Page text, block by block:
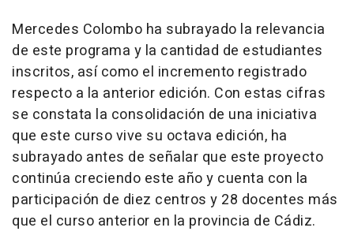
Mercedes Colombo ha subrayado la relevancia
de este programa y la cantidad de estudiantes
inscritos, así como el incremento registrado
respecto a la anterior edición. Con estas cifras
se constata la consolidación de una iniciativa
que este curso vive su octava edición, ha
subrayado antes de señalar que este proyecto
continúa creciendo este año y cuenta con la
participación de diez centros y 28 docentes más
que el curso anterior en la provincia de Cádiz.